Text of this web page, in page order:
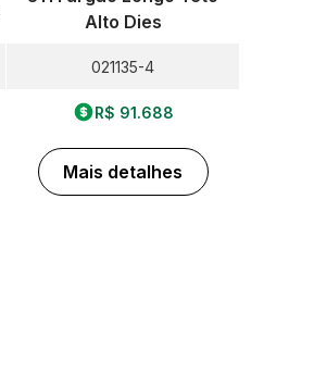
Alto Dies
021135-4
R$ 91.688
Mais detalhes